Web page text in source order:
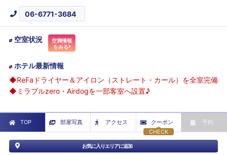
06-6771-3684
空室状況
空満情報
をみる
ホテル最新情報
◆ReFaドライヤー＆アイロン（ストレート・カール）を全室完備
◆ミラブルzero・Airdogを一部客室へ設置♪
TOP 部屋写真
アクセス
CHECK
クーポン 予約
お気に入りエリアに追加